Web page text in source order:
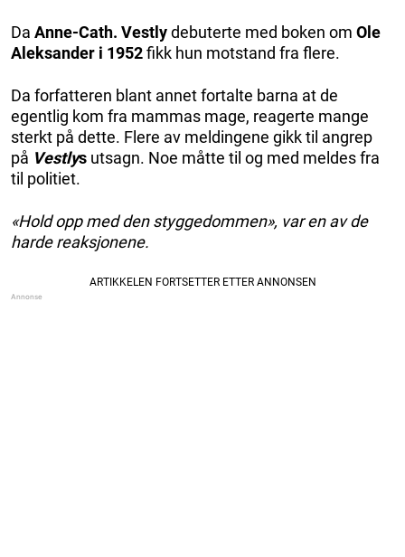
Da Anne-Cath. Vestlydebuterte med boken om Ole
Aleksander i 1952fikk hun motstand fra flere.
Da forfatteren blant annet fortalte barna at de
egentlig kom fra mammas mage, reagerte mange
sterkt på dette. Flere av meldingene gikk til angrep
på Vestlys utsagn. Noe måtte til og med meldes fra
til politiet.
«Hold opp med den styggedommen», var en av de
harde reaksjonene.